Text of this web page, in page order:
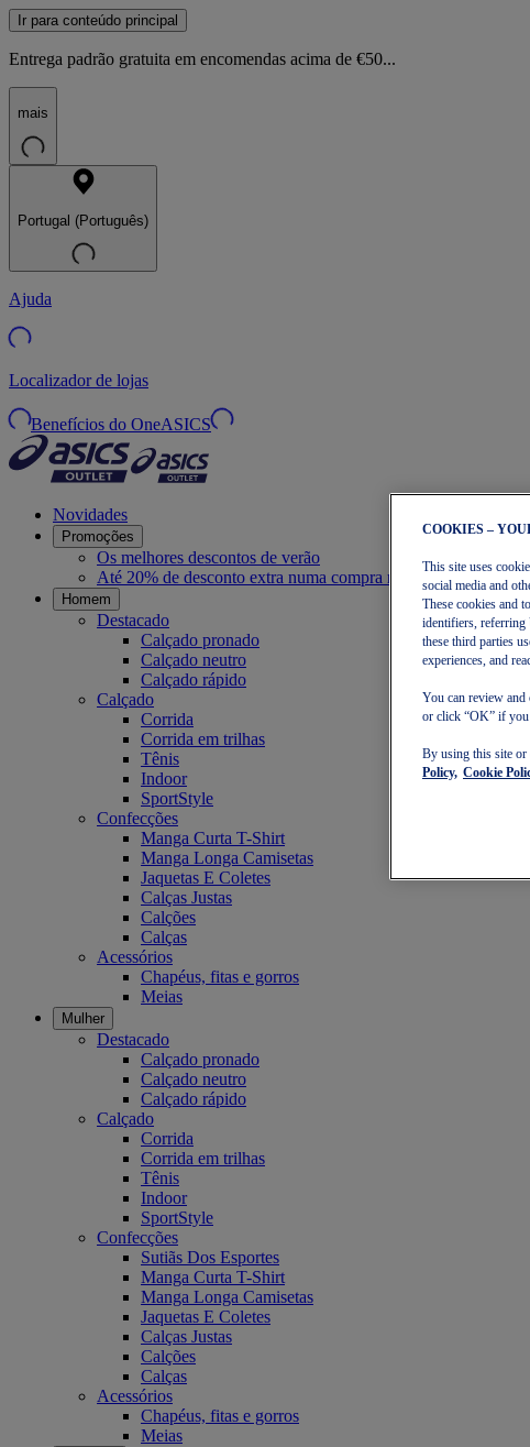
Ir para conteúdo principal
Entrega padrão gratuita em encomendas acima de €50...
mais
Portugal (Português)
Ajuda
Localizador de lojas
Benefícios do OneASICS
Novidades
Promoções
Os melhores descontos de verão
Até 20% de desconto extra numa compra mínima de 30€
Homem
Destacado
Calçado pronado
Calçado neutro
Calçado rápido
Calçado
Corrida
Corrida em trilhas
Tênis
Indoor
SportStyle
Confecções
Manga Curta T-Shirt
Manga Longa Camisetas
Jaquetas E Coletes
Calças Justas
Calções
Calças
Acessórios
Chapéus, fitas e gorros
Meias
Mulher
Destacado
Calçado pronado
Calçado neutro
Calçado rápido
Calçado
Corrida
Corrida em trilhas
Tênis
Indoor
SportStyle
Confecções
Sutiãs Dos Esportes
Manga Curta T-Shirt
Manga Longa Camisetas
Jaquetas E Coletes
Calças Justas
Calções
Calças
Acessórios
Chapéus, fitas e gorros
Meias
COOKIES –
This site uses
social media and
These cookies and
identifiers, referring
these third parties
experiences, and
You can review and
or click “OK” if you
By using this site or
Policy, Cookie